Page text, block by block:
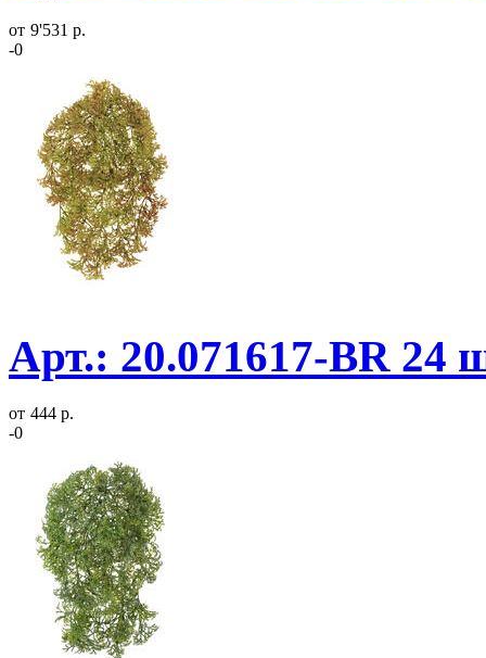
от 9'531 р.
-0
Арт.: 20.071617-BR 24
от 444 р.
-0